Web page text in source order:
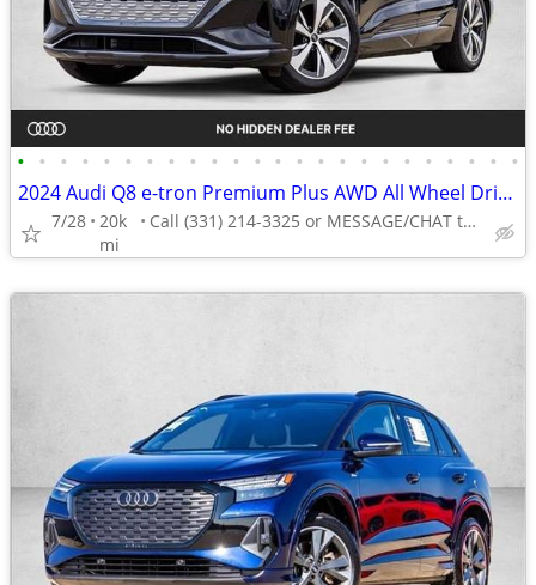
• • • • • • • • • • • • • • • • • • • • • • • •
2024 Audi Q8 e-tron Premium Plus AWD All Wheel Drive Certified SUV Electric AUTO
7/28 20k
mi
Call (331) 214-3325 or MESSAGE/CHAT to confirm availability